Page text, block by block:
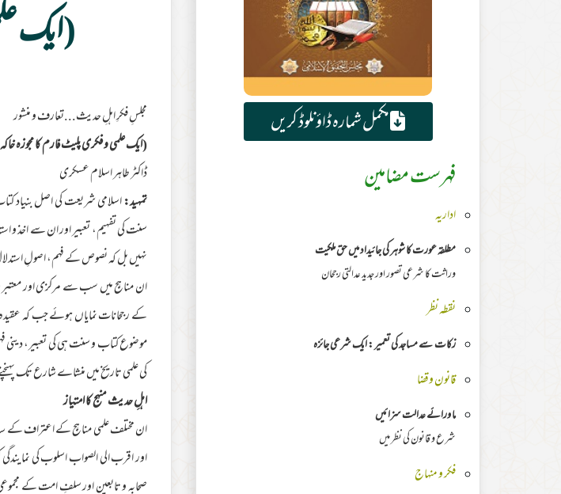
مکمل شمارہ ڈاؤنلوڈ کریں
فہرست مضامین
اداریہ
مطلقہ عورت کا شوہر کی جائیداد میں حق ملکیت
وراثت کا شرعی تصور اور جدید عدالتی رجحان
نقطہ نظر
زکات سے مساجد کی تعمیر : ایک شرعی جائزہ
قانون وقضا
ما ورائے عدالت سزائیں
شرع و قانون کی نظر میں
فکر و منہاج
(ایک
مجلسِ فکرِ اہلِ حدیث...تعارف و منشور
(ایک علمی و فکری پلیٹ فارم کا مجوزہ
ڈاکٹر طاہر اسلام عسکری
تمہید:اسلامی شریعت کی اصل بنیاد
سنت کی تفہیم، تعبیر اور ان سے اخذ و
نہیں بل کہ نصوص کے فہم، اصولِ
ان مناہج میں سب سے مرکزی اور
کے رجحانات نمایاں ہوئے جب کہ
موضوع کتاب و سنت ہی کی تعبیر، دینی
کی علمی تاریخ میں منشاے شارع تک
اہلِ حدیث منہج کا امتیاز
ان مختلف علمی مناہج کے اعتراف کے
اور اقرب الی الصواب اسلوب کی
صحابہ و تابعین اور سلفِ امت کے